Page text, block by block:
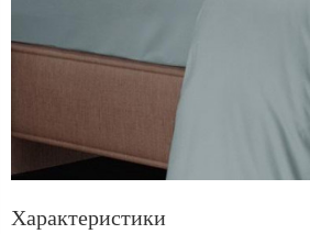
Характеристики